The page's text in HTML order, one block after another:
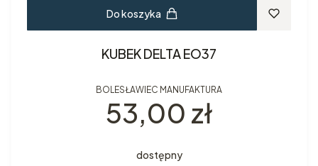
Do koszyka
KUBEK DELTA EO37
BOLESŁAWIEC MANUFAKTURA
Cena
53,00 zł
dostępny